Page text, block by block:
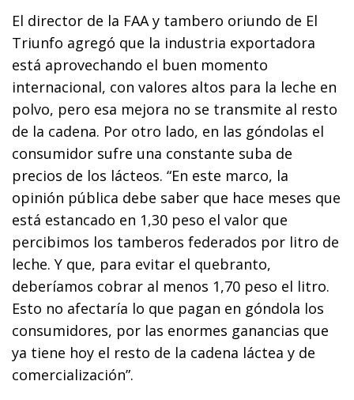
El director de la FAA y tambero oriundo de El
Triunfo agregó que la industria exportadora
está aprovechando el buen momento
internacional, con valores altos para la leche en
polvo, pero esa mejora no se transmite al resto
de la cadena. Por otro lado, en las góndolas el
consumidor sufre una constante suba de
precios de los lácteos. “En este marco, la
opinión pública debe saber que hace meses que
está estancado en 1,30 peso el valor que
percibimos los tamberos federados por litro de
leche. Y que, para evitar el quebranto,
deberíamos cobrar al menos 1,70 peso el litro.
Esto no afectaría lo que pagan en góndola los
consumidores, por las enormes ganancias que
ya tiene hoy el resto de la cadena láctea y de
comercialización”.